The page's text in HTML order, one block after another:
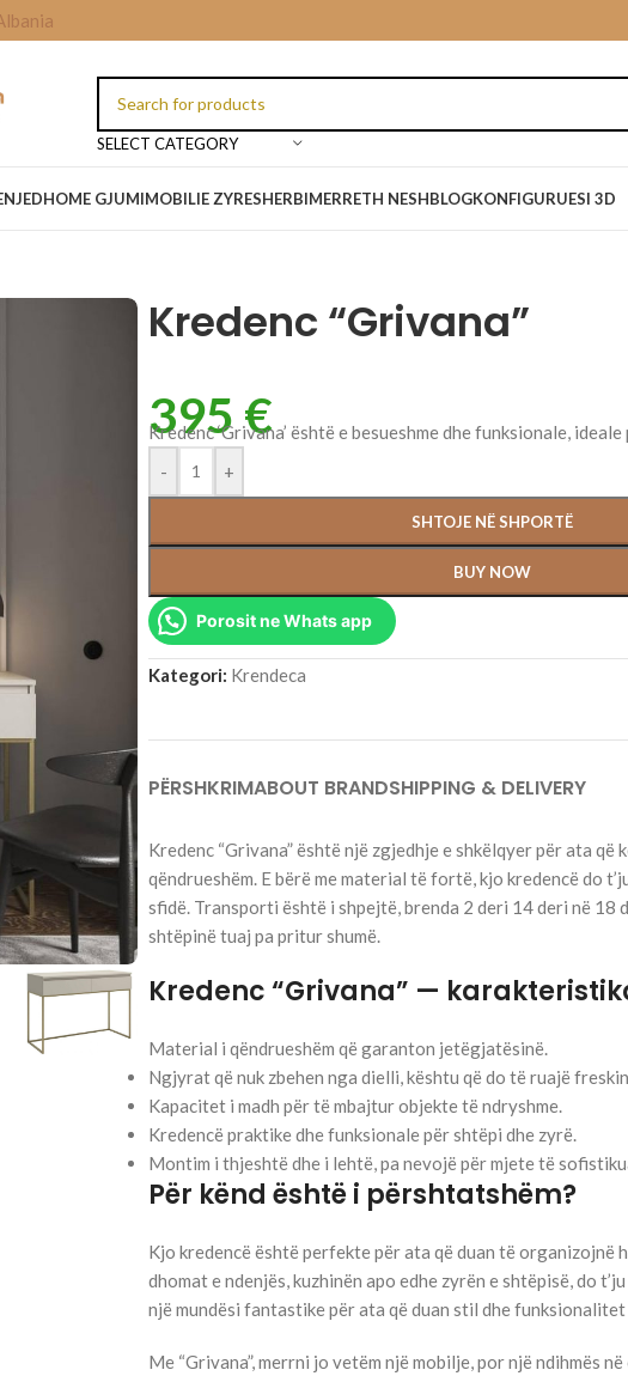
SELECT CATEGORY
DHOME GJUMIMOBILIE ZYRESHERBIMERRETH NESHBLOGKONFIGURUESI 3D
Kredenc “Grivana”
395€
Kredenc ‘Grivana’ është e besueshme dhe funksionale,
-
+
SHTOJE NË SHPORTË
BUY NOW
Porosit ne Whats app
Kategori: Krendeca
PËRSHKRIMABOUT BRANDSHIPPING & DELIVERY
Kredenc “Grivana” është një zgjedhje e shkëlqyer për ata
qëndrueshëm. E bërë me material të fortë, kjo kredencë do
sfidë. Transporti është i shpejtë, brenda 2 deri 14 deri në 18
shtëpinë tuaj pa pritur shumë.
Kredenc “Grivana” —
Material i qëndrueshëm që garanton jetëgjatësinë.
Ngjyrat që nuk zbehen nga dielli, kështu që do të ruajë
Kapacitet i madh për të mbajtur objekte të ndryshme.
Kredencë praktike dhe funksionale për shtëpi dhe zyrë.
Montim i thjeshtë dhe i lehtë, pa nevojë për mjete të
Për kënd është i përshtatshëm?
Kjo kredencë është perfekte për ata që duan të organizojnë
dhomat e ndenjës, kuzhinën apo edhe zyrën e shtëpisë, do
një mundësi fantastike për ata që duan stil dhe
Me “Grivana”, merrni jo vetëm një mobilje, por një ndihmës